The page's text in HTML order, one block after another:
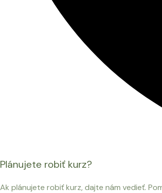
Plánujete robiť kurz?
Ak plánujete robiť kurz, dajte nám vedieť.